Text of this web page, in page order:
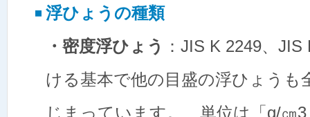
浮ひょうの種類
・密度浮ひょう ：JIS K 2249、
ける基本で他の目盛の浮ひょうも
じまっています。 単位は「g/㎝3